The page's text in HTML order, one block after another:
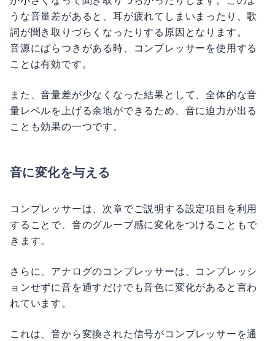
うな音量差があると、耳が疲れてしまいまったり、歌
詞が聞き取りづらくなったりする原因となります。
音源にばらつきがある時、コンプレッサーを使用する
ことは有効です。
また、音量差が少なくなった結果として、全体的な音
量レベルを上げる余地ができるため、音に迫力が出る
ことも効果の一つです。
音に変化を与える
コンプレッサーは、次章でご説明する設定項目を利用
することで、音のグルーブ感に変化をつけることもで
きます。
さらに、アナログのコンプレッサーは、コンプレッシ
ョンせずに音を通すだけでも音色に変化があると言わ
れています。
これは、音から変換された信号がコンプレッサーを通